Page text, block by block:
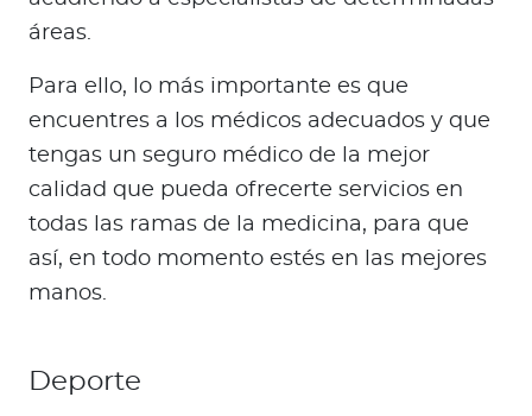
áreas.
Para ello, lo más importante es que
encuentres a los médicos adecuados y que
tengas un seguro médico de la mejor
calidad que pueda ofrecerte servicios en
todas las ramas de la medicina, para que
así, en todo momento estés en las mejores
manos.
Deporte